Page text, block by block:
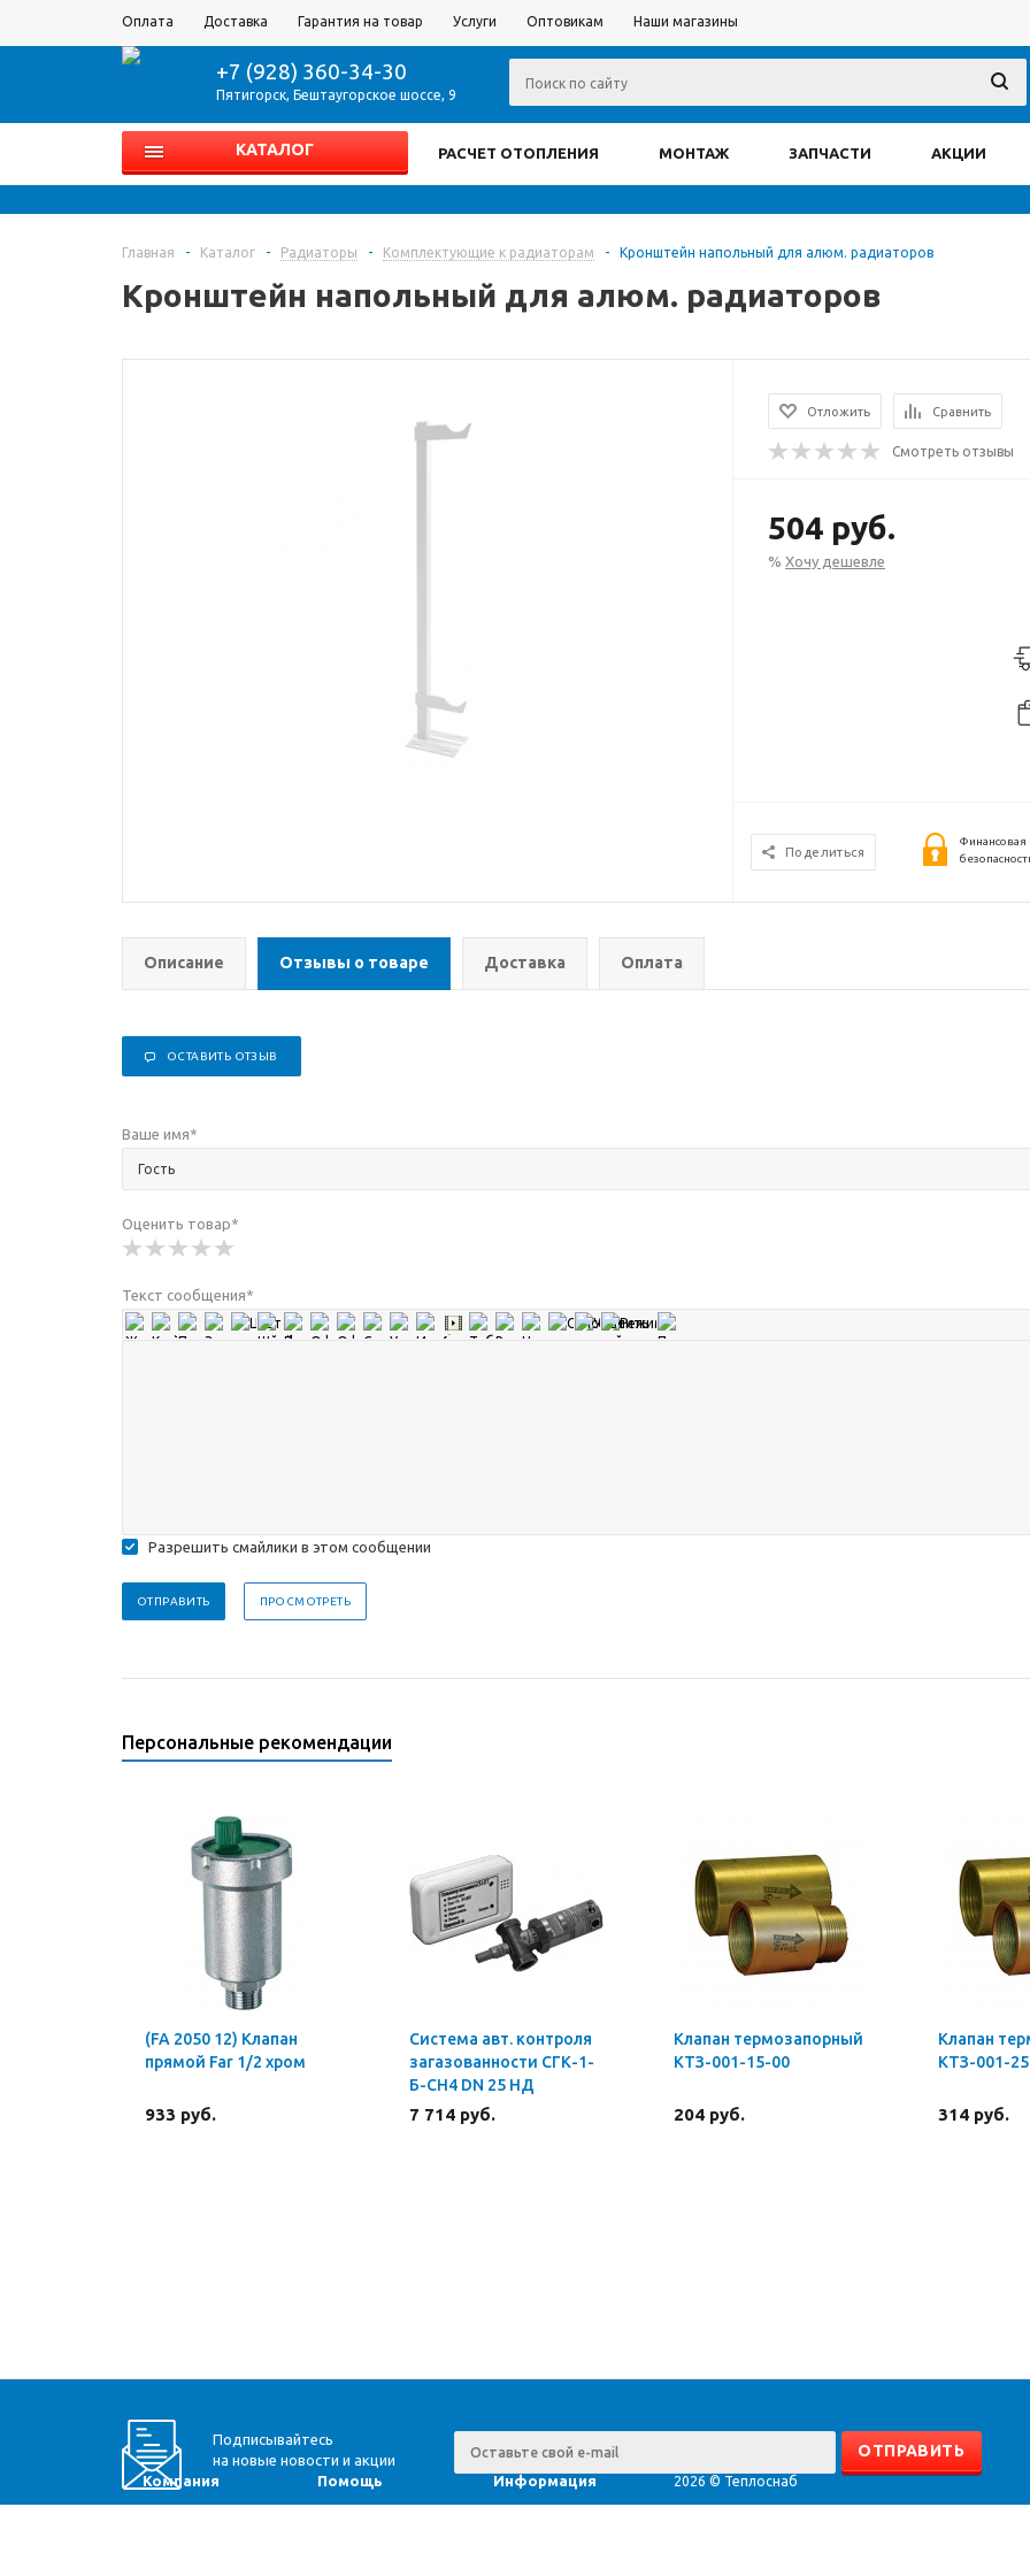
Оплата Доставка Гарантия на товар Услуги Оптовикам Наши магазины
+7 (928) 360-34-30
Пятигорск, Бештаугорское шоссе, 9
КАТАЛОГ РАСЧЕТ ОТОПЛЕНИЯ МОНТАЖ ЗАПЧАСТИ АКЦИИ
Главная - Каталог - Радиаторы - Комплектующие к радиаторам - Кронштейн напольный для алюм. радиаторов
Кронштейн напольный для алюм. радиаторов
Отложить Сравнить
Смотреть отзывы
504 руб.
%Хочу дешевле
Поделиться
Финансовая
Описание Отзывы о товаре Доставка Оплата
ОСТАВИТЬ ОТЗЫВ
Ваше имя*
Оценить товар*
Текст сообщения*
Разрешить смайлики в этом сообщении
Персональные рекомендации
(FA 2050 12) Клапан
прямой Far 1/2 хром
933 руб.
Система авт. контроля
загазованности СГК-1-
Б-СН4 DN 25 НД
7 714 руб.
Клапан термозапорный
КТЗ-001-15-00
204 руб.
Клапан
КТЗ-001-
314 руб.
Подписывайтесь
на новые новости и акции
Компания Помощь Информация 2026 © Теплоснаб